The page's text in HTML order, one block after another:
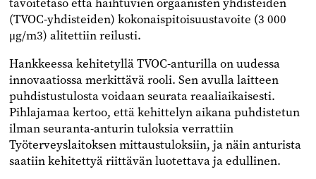
(TVOC-yhdisteiden) kokonaispitoisuustavoite (3 000
μg/m3) alitettiin reilusti.
Hankkeessa kehitetyllä TVOC-anturilla on uudessa
innovaatiossa merkittävä rooli. Sen avulla laitteen
puhdistustulosta voidaan seurata reaaliaikaisesti.
Pihlajamaa kertoo, että kehittelyn aikana puhdistetun
ilman seuranta-anturin tuloksia verrattiin
Työterveyslaitoksen mittaustuloksiin, ja näin anturista
saatiin kehitettyä riittävän luotettava ja edullinen.